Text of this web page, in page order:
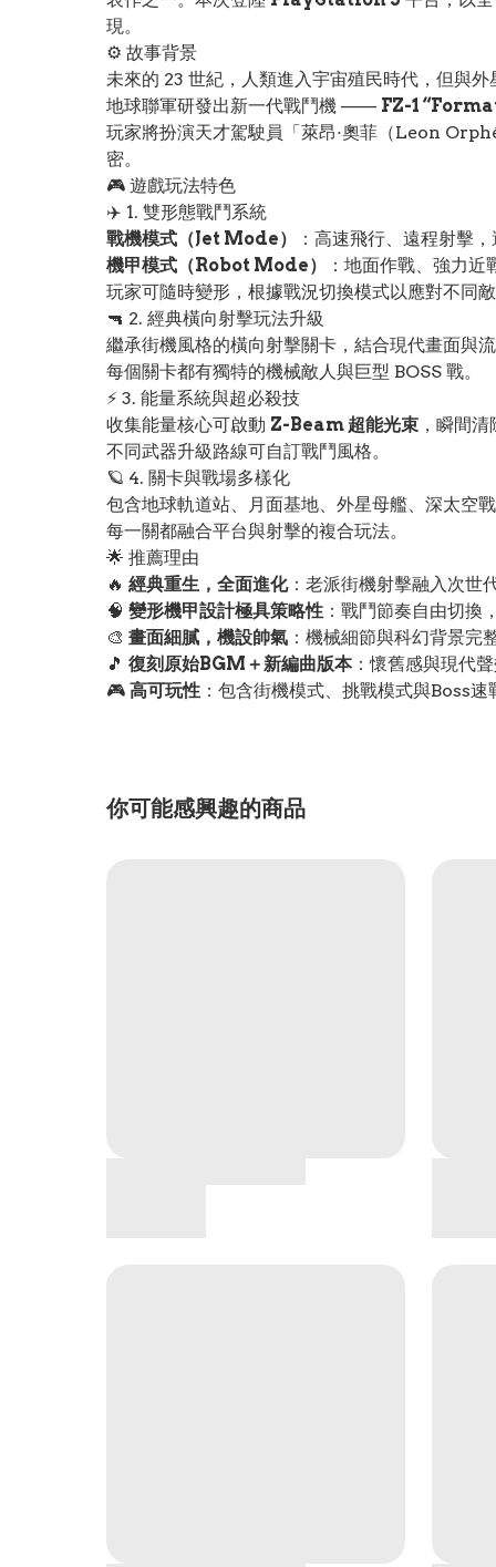
現。
⚙️ 故事背景
未來的 23 世紀，人類進入宇宙殖民時代，但與
地球聯軍研發出新一代戰鬥機 —— FZ-1
玩家將扮演天才駕駛員「萊昂·奧菲（Leon
密。
🎮 遊戲玩法特色
✈️ 1. 雙形態戰鬥系統
戰機模式（Jet Mode）
：高速飛行、遠程射擊
機甲模式（Robot Mode）
：地面作戰、強力
玩家可隨時變形，根據戰況切換模式以應對不同
🔫 2. 經典橫向射擊玩法升級
繼承街機風格的橫向射擊關卡，結合現代畫面與
每個關卡都有獨特的機械敵人與巨型 BOSS 戰。
⚡ 3. 能量系統與超必殺技
收集能量核心可啟動 Z-Beam 超能光束 ，瞬間
不同武器升級路線可自訂戰鬥風格。
🪐 4. 關卡與戰場多樣化
包含地球軌道站、月面基地、外星母艦、深太空
每一關都融合平台與射擊的複合玩法。
🌟 推薦理由
🔥 經典重生，全面進化：老派街機射擊融入次世
🧠 變形機甲設計極具策略性 ：戰鬥節奏自由切換
🎨 畫面細膩，機設帥氣 ：機械細節與科幻背景完
🎵 復刻原始BGM＋新編曲版本：懷舊感與現代
🎮 高可玩性 ：包含街機模式、挑戰模式與Boss速
你可能感興趣的商品